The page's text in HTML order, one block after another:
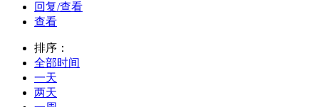
回复/查看
查看
排序：
全部时间
一天
两天